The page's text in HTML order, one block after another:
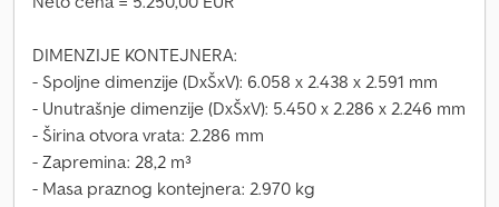
DIMENZIJE KONTEJNERA:
- Spoljne dimenzije (DxŠxV): 6.058 x 2.438 x 2.591 mm
- Unutrašnje dimenzije (DxŠxV): 5.450 x 2.286 x 2.246 mm
- Širina otvora vrata: 2.286 mm
- Zapremina: 28,2 m³
- Masa praznog kontejnera: 2.970 kg